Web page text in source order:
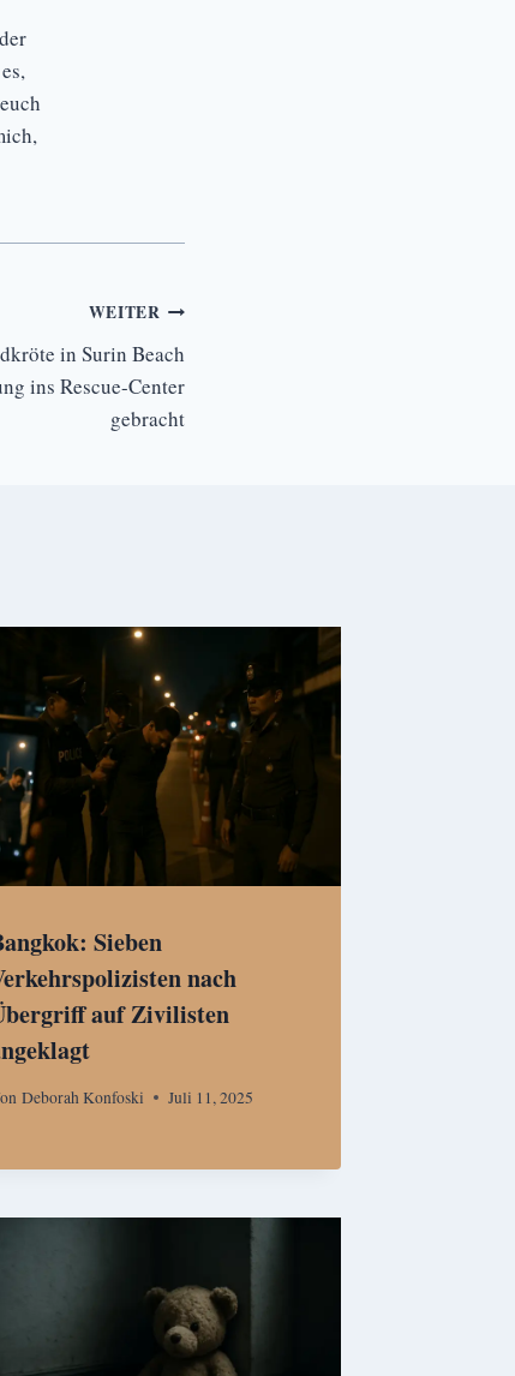
WEITER
in Surin Beach
ins Rescue-Center
gebracht
Sieben
nach
auf Zivilisten
Deborah Konfoski Juli 11, 2025